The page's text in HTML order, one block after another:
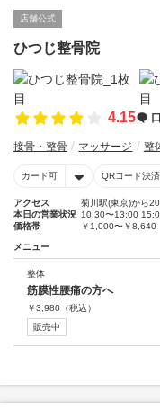
店舗公式
ひつじ整骨院
4.15
接骨・整骨 マッサージ 整
カード可 QRコード決
アクセス
菊川駅(東京)から
本日の営業状況 10:30〜13:00
価格帯
￥1,000〜￥8,640
メニュー
整体
筋膜性腰痛の方へ
￥3,980 （税込）
販売中